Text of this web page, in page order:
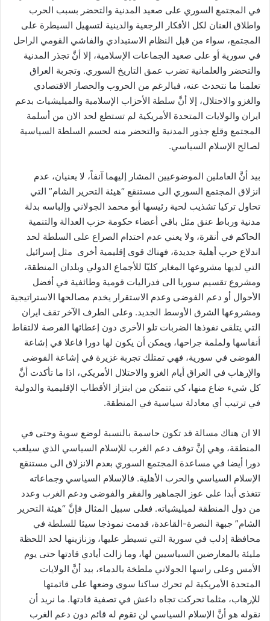
في المجتمع السوري على صعيد المدنية والتحضر بسبب الحرب
واطلاق العنان لكل الأفكار الرجعية والدينية لتسهيل السيطرة على
المجتمع، سواء من قبل النظام الاستبدادي والفاشي القومي الراحل
في سورية أو على صعيد الجماعات الإسلامية، إلا أنَّ تجذر المدنية
والتحضر والعلمانية تضرب عمق التاريخ السوري. وتجربة العراق
تعلمنا ما نتحدث عنه، فبالرغم من الحروب والحصار الاقتصادي
والغزو والاحتلال، إلا أنَّ سلطة الأحزاب الإسلامية والميليشيات بدعم
ايران والولايات المتحدة الأمريكية لم تستطع لحد الان من أسلمة
المجتمع وقلع جذور المدنية والتحضر منه لحسم السلطة السياسية
لصالح الإسلام السياسي.
بيد أنَّ العاملين الموضوعيين المشار إليهما آنفاً، لا يعنيان، عدم
انزلاق المجتمع السوري الى مستنقع “هيئة التحرير الشام” التي
تحاول تركيا تشذيب لحية رئيسها أبو محمد الجولاني وإلباسه بدلة
مدنية ورباط عنق مثل باقي أعضاء حكومة حزب العدالة والتنمية
الحاكم في أنقرة، ولا يعني عدم احتدام الصراع على السلطة لحد
اندلاع حرب أهلية جديدة، فهناك قوى إقليمية أخرى مثل إسرائيل
التي لديها مشروعها المغاير كليّا للأجماع الدولي وبلدان المنطقة،
ومشروع تقسيم سوريا الى فدراليات قومية وطائفية في أفضل
الأحوال أو دعم الفوضى وعدم الاستقرار يخدم مصالحها الاستراتيجية
ومشروعها الشرق الأوسط الجديد. وعلى الطرف الآخر تقف ايران
التي يتلقى نفوذها الضربات تلو الأخرى دون إعطائها الفرصة لالتقاط
أنفاسها ولملمة جراحها، ويمكن أن يكون لها دورا فاعلا في إشاعة
الفوضى في سورية، فهي تمتلك تجربة غزيرة في إشاعة الفوضى
والإرهاب في العراق أيام الغزو والاحتلال الأمريكي، اذا ما تأكدت أنَّ
كل شيء ضاع منها، كي تتمكن من ابتزاز الأقطاب الإقليمية والدولية
في ترتيب أي معادلة سياسية في المنطقة.
الا ان هناك مسالة قد تكون حاسمة بالنسبة لوضع سوية وحتى في
المنطقة، وهي إنَّ توقف دعم الغرب للإسلام السياسي الذي سيلعب
دورا أيضا في مساعدة المجتمع السوري بعدم الانزلاق الى مستنقع
الإسلام السياسي والحرب الأهلية. فالإسلام السياسي وجماعاته
تتغذى أبدا على عوز الجماهير والفقر والفوضى ودعم الغرب وعدد
من دول المنطقة لميليشياته. فعلى سبيل المثال فإنَّ “هيئة التحرير
الشام” جبهة النصرة-القاعدة، قدمت نموذجا سيئا للسلطة في
محافظة إدلب في سورية التي تسيطر عليها، وزنازينها لحد اللحظة
مليئة بالمعارضين السياسيين لها، وما زالت أيادي قادتها حتى يوم
الأمس وعلى راسها الجولاني ملطخة بالدماء، بيد أنَّ الولايات
المتحدة الأمريكية لم تحرك ساكنا سوى وضعها على قائمتها
للإرهاب، مثلما تحركت تجاه داعش في تصفية قادتها. ما نريد أن
نقوله هو أنَّ الإسلام السياسي لن تقوم له قائم دون دعم الغرب